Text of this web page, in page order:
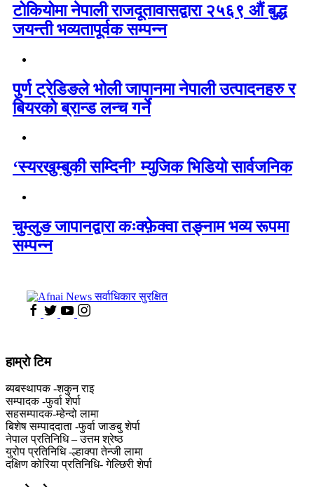
टोकियोमा नेपाली राजदूतावासद्वारा २५६९ औं बुद्ध
जयन्ती भव्यतापूर्वक सम्पन्न
पुर्ण ट्रेडिङले भोली जापानमा नेपाली उत्पादनहरु र
बियरको ब्रान्ड लन्च गर्ने
‘स्यरखुम्बुकी सम्दिनी’ म्युजिक भिडियो सार्वजनिक
चुम्लुङ जापानद्वारा कःक्फ़ेक्वा तङ्नाम भव्य रूपमा
सम्पन्न
हाम्राे टिम
ब्यबस्थापक -शकुन राइ
सम्पादक -फुर्वा शेर्पा
सहसम्पादक-म्हेन्दो लामा
‍बिशेष सम्पाददाता -फुर्वा जा‌ङबु शेर्पा
नेपाल प्रतिनिधि – उत्तम श्रेष्ठ
युरोप प्रतिनिधि -ल्हाक्पा तेन्जी लामा
दक्षिण कोरिया प्रतिनिधि- गेल्छिरी शेर्पा